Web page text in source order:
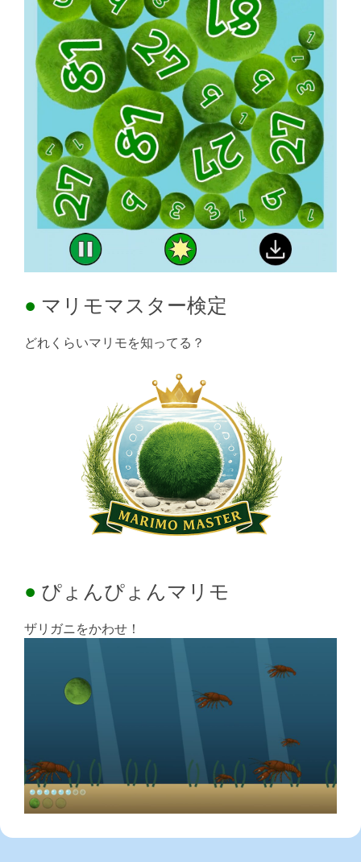
マリモマスター検定
どれくらいマリモを知ってる？
ぴょんぴょんマリモ
ザリガニをかわせ！